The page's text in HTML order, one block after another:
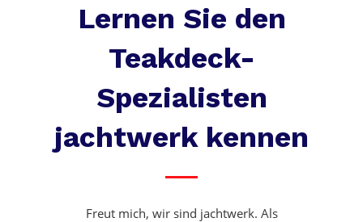
Lernen Sie den
Teakdeck-
Spezialisten
jachtwerk kennen
Freut mich, wir sind jachtwerk. Als